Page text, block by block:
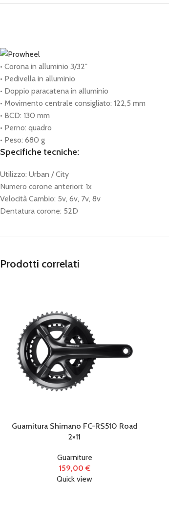
• Corona in alluminio 3/32″
• Pedivella in alluminio
• Doppio paracatena in alluminio
• Movimento centrale consigliato: 122,5 mm
• BCD: 130 mm
• Perno: quadro
• Peso: 680 g
Specifiche tecniche:
Utilizzo: Urban / City
Numero corone anteriori: 1x
Velocità Cambio: 5v, 6v, 7v, 8v
Dentatura corone: 52D
Prodotti correlati
Guarnitura Shimano FC-RS510 Road
2×11
Guarniture
159,00€
Quick view